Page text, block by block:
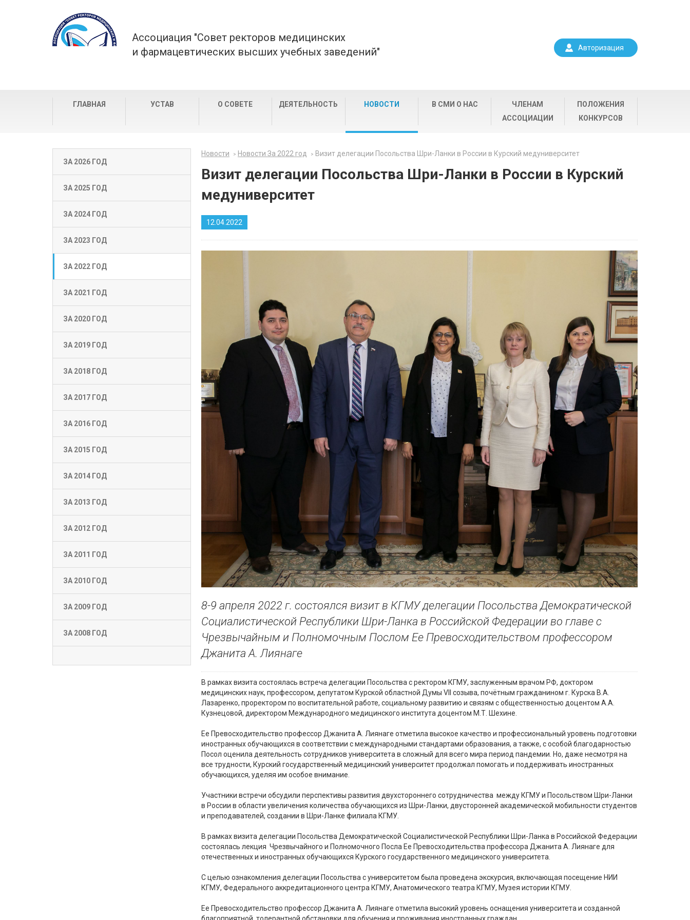
Ассоциация "Совет ректоров медицинских
и фармацевтических высших учебных заведений"
Авторизация
ГЛАВНАЯ УСТАВ О СОВЕТЕ ДЕЯТЕЛЬНОСТЬ НОВОСТИ В СМИ О НАС
ЧЛЕНАМ
АССОЦИАЦИИ
ПОЛОЖЕНИЯ
КОНКУРСОВ
ЗА 2026 ГОД
ЗА 2025 ГОД
ЗА 2024 ГОД
ЗА 2023 ГОД
ЗА 2022 ГОД
ЗА 2021 ГОД
ЗА 2020 ГОД
ЗА 2019 ГОД
ЗА 2018 ГОД
ЗА 2017 ГОД
ЗА 2016 ГОД
ЗА 2015 ГОД
ЗА 2014 ГОД
ЗА 2013 ГОД
ЗА 2012 ГОД
ЗА 2011 ГОД
ЗА 2010 ГОД
ЗА 2009 ГОД
ЗА 2008 ГОД
Новости Новости За 2022 год Визит делегации Посольства Шри-Ланки в России в Курский медуниверситет
Визит делегации Посольства Шри-Ланки в России в Курский
медуниверситет
12.04.2022
8-9 апреля 2022 г. состоялся визит в КГМУ делегации Посольства Демократической
Социалистической Республики Шри-Ланка в Российской Федерации во главе с
Чрезвычайным и Полномочным Послом Ее Превосходительством профессором
Джанита А. Лиянаге
В рамках визита состоялась встреча делегации Посольства с ректором КГМУ, заслуженным врачом РФ, доктором
медицинских наук, профессором, депутатом Курской областной Думы VII созыва, почётным гражданином г. Курска В.А.
Лазаренко, проректором по воспитательной работе, социальному развитию и связям с общественностью доцентом А.А.
Кузнецовой, директором Международного медицинского института доцентом М.Т. Шехине.
Ее Превосходительство профессор Джанита А. Лиянаге отметила высокое качество и профессиональный уровень подготовки
иностранных обучающихся в соответствии с международными стандартами образования, а также, с особой благодарностью
Посол оценила деятельность сотрудников университета в сложный для всего мира период пандемии. Но, даже несмотря на
все трудности, Курский государственный медицинский университет продолжал помогать и поддерживать иностранных
обучающихся, уделяя им особое внимание.
Участники встречи обсудили перспективы развития двухстороннего сотрудничества между КГМУ и Посольством Шри-Ланки
в России в области увеличения количества обучающихся из Шри-Ланки, двусторонней академической мобильности студентов
и преподавателей, создании в Шри-Ланке филиала КГМУ.
В рамках визита делегации Посольства Демократической Социалистической Республики Шри-Ланка в Российской Федерации
состоялась лекция Чрезвычайного и Полномочного Посла Ее Превосходительства профессора Джанита А. Лиянаге для
отечественных и иностранных обучающихся Курского государственного медицинского университета.
С целью ознакомления делегации Посольства с университетом была проведена экскурсия, включающая посещение НИИ
КГМУ, Федерального аккредитационного центра КГМУ, Анатомического театра КГМУ, Музея истории КГМУ.
Ее Превосходительство профессор Джанита А. Лиянаге отметила высокий уровень оснащения университета и созданной
благоприятной, толерантной обстановки для обучения и проживания иностранных граждан.